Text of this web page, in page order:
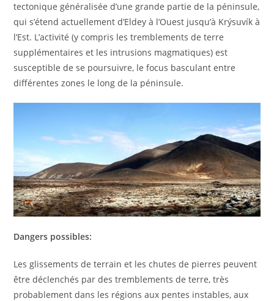
tectonique généralisée d’une grande partie de la péninsule,
qui s’étend actuellement d’Eldey à l’Ouest jusqu’à Krýsuvík à
l’Est. L’activité (y compris les tremblements de terre
supplémentaires et les intrusions magmatiques) est
susceptible de se poursuivre, le focus basculant entre
différentes zones le long de la péninsule.
Dangers possibles:
Les glissements de terrain et les chutes de pierres peuvent
être déclenchés par des tremblements de terre, très
probablement dans les régions aux pentes instables, aux